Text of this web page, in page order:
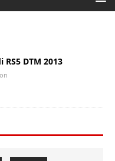
DTM 2013